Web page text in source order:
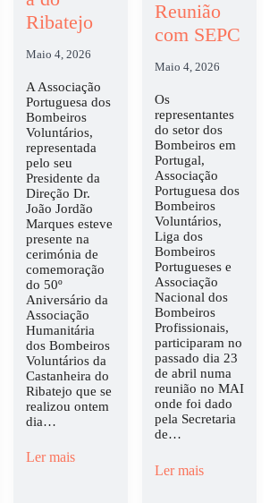
Ribatejo
Maio 4, 2026
A Associação
Portuguesa dos
Bombeiros
Voluntários,
representada
pelo seu
Presidente da
Direção Dr.
João Jordão
Marques esteve
presente na
cerimónia de
comemoração
do 50º
Aniversário da
Associação
Humanitária
dos Bombeiros
Voluntários da
Castanheira do
Ribatejo que se
realizou ontem
dia…
Ler mais
Reunião
com SEPC
Maio 4, 2026
Os
representantes
do setor dos
Bombeiros em
Portugal,
Associação
Portuguesa dos
Bombeiros
Voluntários,
Liga dos
Bombeiros
Portugueses e
Associação
Nacional dos
Bombeiros
Profissionais,
participaram no
passado dia 23
de abril numa
reunião no MAI
onde foi dado
pela Secretaria
de…
Ler mais